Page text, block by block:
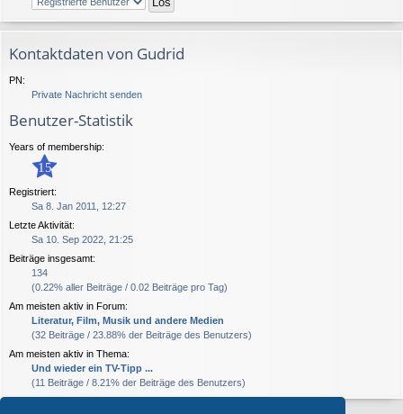
Kontaktdaten von Gudrid
PN:
Private Nachricht senden
Benutzer-Statistik
Years of membership:
15
Registriert:
Sa 8. Jan 2011, 12:27
Letzte Aktivität:
Sa 10. Sep 2022, 21:25
Beiträge insgesamt:
134
(0.22% aller Beiträge / 0.02 Beiträge pro Tag)
Am meisten aktiv in Forum:
Literatur, Film, Musik und andere Medien
(32 Beiträge / 23.88% der Beiträge des Benutzers)
Am meisten aktiv in Thema:
Und wieder ein TV-Tipp ...
(11 Beiträge / 8.21% der Beiträge des Benutzers)